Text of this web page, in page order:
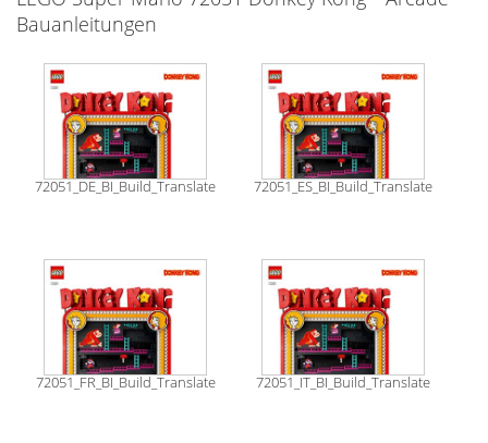
Bauanleitungen
72051_DE_BI_Build_Translate 72051_ES_BI_Build_Translate
72051_FR_BI_Build_Translate 72051_IT_BI_Build_Translate